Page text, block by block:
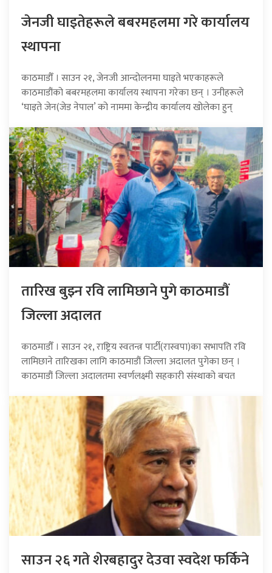
जेनजी घाइतेहरूले बबरमहलमा गरे कार्यालय
स्थापना
काठमाडौँ । साउन २१, जेनजी आन्दोलनमा घाइते भएकाहरूले
काठमाडौंको बबरमहलमा कार्यालय स्थापना गरेका छन् । उनीहरूले
‘घाइते जेन(जेड नेपाल’ को नाममा केन्द्रीय कार्यालय खोलेका हुन्
तारिख बुझ्न रवि लामिछाने पुगे काठमाडौं
जिल्ला अदालत
काठमाडौँ । साउन २१, राष्ट्रिय स्वतन्त्र पार्टी(रास्वपा)का सभापति रवि
लामिछाने तारिखका लागि काठमाडौं जिल्ला अदालत पुगेका छन् ।
काठमाडौं जिल्ला अदालतमा स्वर्णलक्ष्मी सहकारी संस्थाको बचत
साउन २६ गते शेरबहादुर देउवा स्वदेश फर्किने